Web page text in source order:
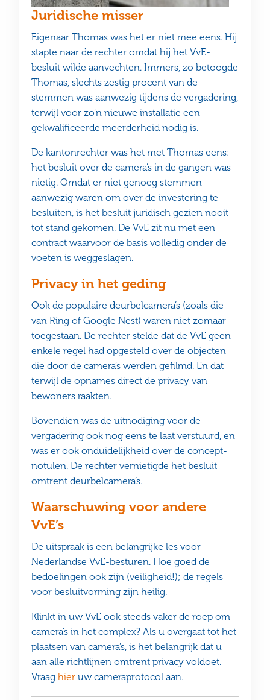
Juridische misser
Eigenaar Thomas was het er niet mee eens. Hij
stapte naar de rechter omdat hij het VvE-
besluit wilde aanvechten. Immers, zo betoogde
Thomas, slechts zestig procent van de
stemmen was aanwezig tijdens de vergadering,
terwijl voor zo’n nieuwe installatie een
gekwalificeerde meerderheid nodig is.
De kantonrechter was het met Thomas eens:
het besluit over de camera’s in de gangen was
nietig. Omdat er niet genoeg stemmen
aanwezig waren om over de investering te
besluiten, is het besluit juridisch gezien nooit
tot stand gekomen. De VvE zit nu met een
contract waarvoor de basis volledig onder de
voeten is weggeslagen.
Privacy in het geding
Ook de populaire deurbelcamera’s (zoals die
van Ring of Google Nest) waren niet zomaar
toegestaan. De rechter stelde dat de VvE geen
enkele regel had opgesteld over de objecten
die door de camera’s werden gefilmd. En dat
terwijl de opnames direct de privacy van
bewoners raakten.
Bovendien was de uitnodiging voor de
vergadering ook nog eens te laat verstuurd, en
was er ook onduidelijkheid over de concept-
notulen. De rechter vernietigde het besluit
omtrent deurbelcamera’s.
Waarschuwing voor andere
VvE’s
De uitspraak is een belangrijke les voor
Nederlandse VvE-besturen. Hoe goed de
bedoelingen ook zijn (veiligheid!); de regels
voor besluitvorming zijn heilig.
Klinkt in uw VvE ook steeds vaker de roep om
camera’s in het complex? Als u overgaat tot het
plaatsen van camera’s, is het belangrijk dat u
aan alle richtlijnen omtrent privacy voldoet.
Vraaghier uw cameraprotocol aan.